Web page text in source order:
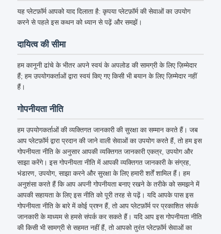
यह प्लेटफ़ॉर्म आपको याद दिलाता है: कृपया प्लेटफ़ॉर्म की सेवाओं का उपयोग
करने से पहले इस कथन को ध्यान से पढ़ें और समझें।
दायित्व की सीमा
हम कानूनी ढांचे के भीतर अपने स्वयं के अपलोड की सामग्री के लिए ज़िम्मेदार
हैं; हम उपयोगकर्ताओं द्वारा स्वयं किए गए किसी भी बयान के लिए ज़िम्मेदार नहीं
हैं।
गोपनीयता नीति
हम उपयोगकर्ताओं की व्यक्तिगत जानकारी की सुरक्षा का सम्मान करते हैं। जब
आप प्लेटफ़ॉर्म द्वारा प्रदान की जाने वाली सेवाओं का उपयोग करते हैं, तो हम इस
गोपनीयता नीति के अनुसार आपकी व्यक्तिगत जानकारी एकत्र, उपयोग और
साझा करेंगे। इस गोपनीयता नीति में आपकी व्यक्तिगत जानकारी के संग्रह,
भंडारण, उपयोग, साझा करने और सुरक्षा के लिए हमारी शर्तें शामिल हैं। हम
अनुशंसा करते हैं कि आप अपनी गोपनीयता बनाए रखने के तरीके को समझने में
आपकी सहायता के लिए इस नीति को पूरी तरह से पढ़ें। यदि आपके पास इस
गोपनीयता नीति के बारे में कोई प्रश्न हैं, तो आप प्लेटफ़ॉर्म पर प्रकाशित संपर्क
जानकारी के माध्यम से हमसे संपर्क कर सकते हैं। यदि आप इस गोपनीयता नीति
की किसी भी सामग्री से सहमत नहीं हैं, तो आपको तुरंत प्लेटफ़ॉर्म सेवाओं का